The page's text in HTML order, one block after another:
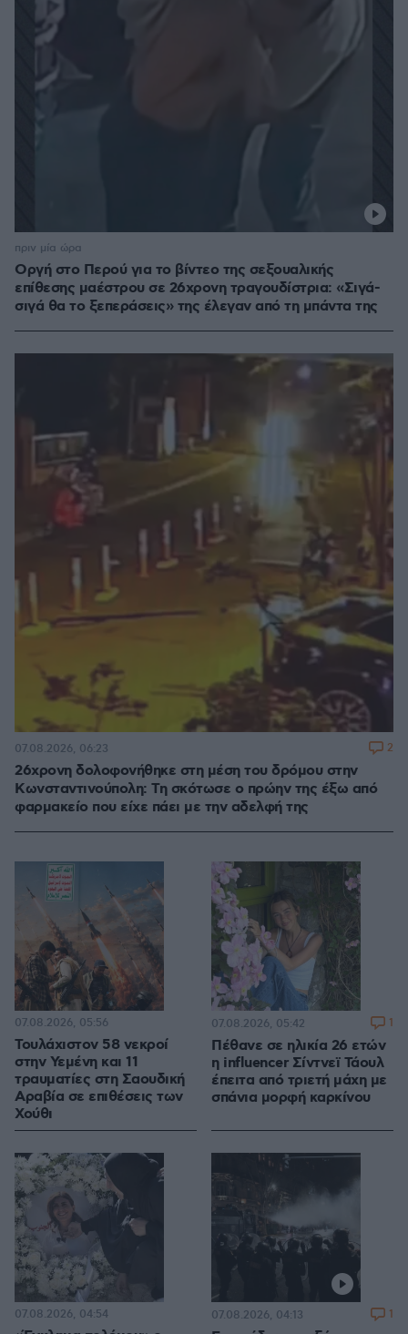
Οργή στο Περού για το βίντεο της σεξουαλικής
επίθεσης μαέστρου σε 26χρονη τραγουδίστρια: «Σιγά-
σιγά θα το ξεπεράσεις» της έλεγαν από τη μπάντα της
πριν μία ώρα
26χρονη δολοφονήθηκε στη μέση του δρόμου στην
Κωνσταντινούπολη: Τη σκότωσε ο πρώην της έξω από
φαρμακείο που είχε πάει με την αδελφή της
07.08.2026, 06:23 2
Τουλάχιστον 58 νεκροί
στην Υεμένη και 11
τραυματίες στη Σαουδική
Αραβία σε επιθέσεις των
Χούθι
07.08.2026, 05:56
Πέθανε σε ηλικία 26 ετών
η influencer Σίντνεϊ Τάουλ
έπειτα από τριετή μάχη με
σπάνια μορφή καρκίνου
07.08.2026, 05:42 1
07.08.2026, 04:54 07.08.2026, 04:13 1